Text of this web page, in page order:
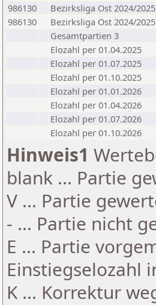
986130
Bezirksliga Ost 2024/2025
986130
Bezirksliga Ost 2024/2025
Gesamtpartien 3
Elozahl per 01.04.2025
Elozahl per 01.07.2025
Elozahl per 01.10.2025
Elozahl per 01.01.2026
Elozahl per 01.04.2026
Elozahl per 01.07.2026
Elozahl per 01.10.2026
Hinweis1
blank ... Partie
V ... Partie
- ... Partie nicht
E ... Partie
Einstiegselozahl
K ... Korrektur